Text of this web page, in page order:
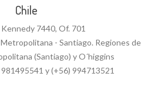
Chile
7440, Of. 701
- Santiago. Regiones de
(Santiago) y O´higgins
y (+56) 994713521